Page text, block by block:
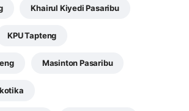
Khairul Kiyedi Pasaribu
KPU Tapteng
Masinton Pasaribu